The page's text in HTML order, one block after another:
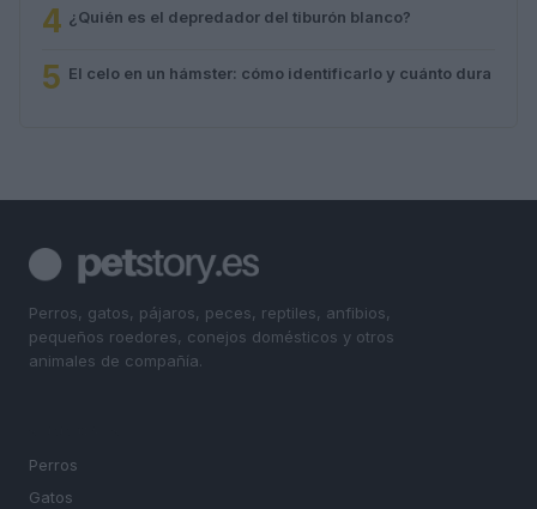
4 ¿Quién es el depredador del tiburón blanco?
5 El celo en un hámster: cómo identificarlo y cuánto dura
Perros, gatos, pájaros, peces, reptiles, anfibios,
pequeños roedores, conejos domésticos y otros
animales de compañía.
Perros
Gatos